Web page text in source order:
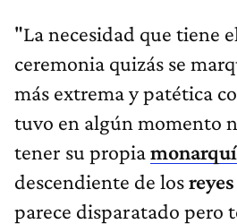
"La necesidad que tiene
ceremonia quizás se
más extrema y patética
tuvo en algún momento
tener su propia
descendiente de los
parece disparatado pero